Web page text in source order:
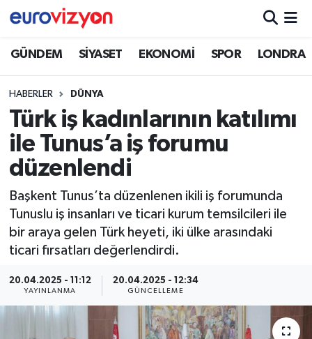
GÜNDEM SİYASET EKONOMİ SPOR LONDRA
HABERLER DÜNYA
Türk iş kadınlarının katılımı
ile Tunus’a iş forumu
düzenlendi
Başkent Tunus’ta düzenlenen ikili iş forumunda
Tunuslu iş insanları ve ticari kurum temsilcileri ile
bir araya gelen Türk heyeti, iki ülke arasındaki
ticari fırsatları değerlendirdi.
20.04.2025 - 11:12
YAYINLANMA
20.04.2025 - 12:34
GÜNCELLEME